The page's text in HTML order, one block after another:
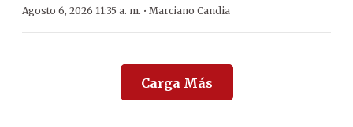
Agosto 6, 2026 11:35 a. m. · Marciano Candia
Carga Más